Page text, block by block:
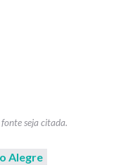
Alegre